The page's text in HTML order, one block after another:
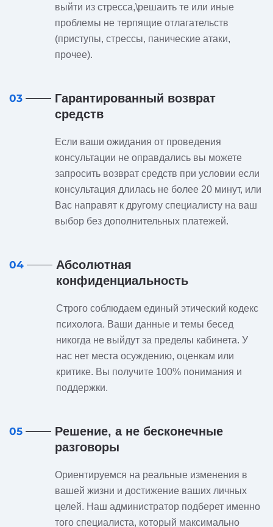
выйти из стресса,\решаить те или иные
проблемы не терпящие отлагательств
(приступы, стрессы, панические атаки,
прочее).
03
Гарантированный возврат
средств
Если ваши ожидания от проведения
консультации не оправдались вы можете
запросить возврат средств при условии если
консультация длилась не более 20 минут, или
Вас направят к другому специалисту на ваш
выбор без дополнительных платежей.
04
Абсолютная
конфиденциальность
Строго соблюдаем единый этический кодекс
психолога. Ваши данные и темы бесед
никогда не выйдут за пределы кабинета. У
нас нет места осуждению, оценкам или
критике. Вы получите 100% понимания и
поддержки.
05
Решение, а не бесконечные
разговоры
Ориентируемся на реальные изменения в
вашей жизни и достижение ваших личных
целей. Наш администратор подберет именно
того специалиста, который максимально